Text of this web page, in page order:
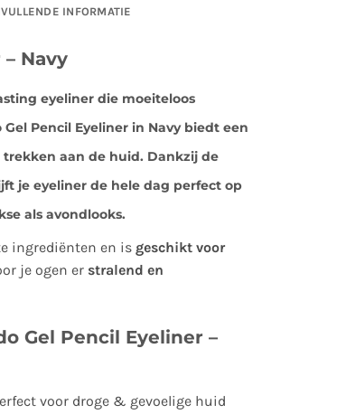
INFORMATIE
Navy
eyeliner die moeiteloos
Gel Pencil Eyeliner in Navybiedt een
aan de huid. Dankzij de
je eyeliner de hele dag perfect op
als avondlooks.
ingrediënten en is geschikt voor
je ogen er stralend en
Gel Pencil Eyeliner –
voor droge & gevoelige huid